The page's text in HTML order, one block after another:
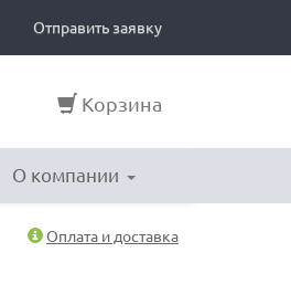
Отправить заявку
Корзина
О компании
Оплата и доставка